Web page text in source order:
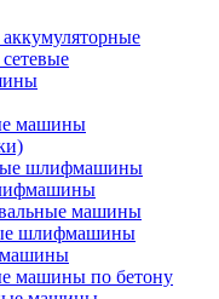
машины
шлифмашины
машины
шлифмашины
машины по бетону